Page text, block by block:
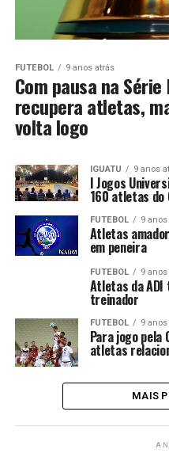
FUTEBOL 9 anos atrás
Com pausa na Série
recupera atletas,
volta logo
IGUATU 9 anos
I Jogos
160 atletas do
FUTEBOL 9
Atletas
em peneira
FUTEBOL 9
Atletas da
treinador
FUTEBOL 9
Para jogo pela
atletas
MAIS